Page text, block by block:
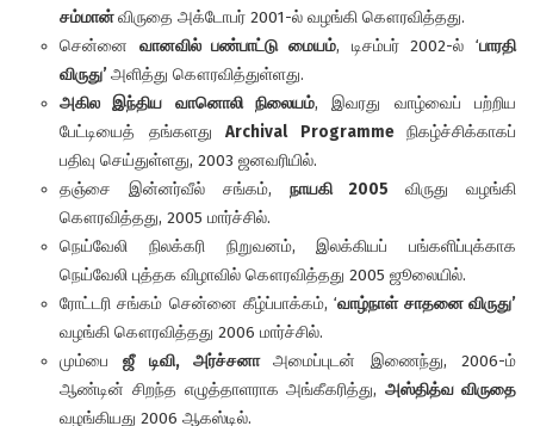
சம்மான்விருதை அக்டோபர் 2001-ல் வழங்கி கௌரவித்தது.
சென்னை வானவில் பண்பாட்டு மையம், டிசம்பர் 2002-ல் ‘பாரதி
விருது’அளித்து கௌரவித்துள்ளது.
அகில இந்திய வானொலி நிலையம், இவரது வாழ்வைப் பற்றிய
பேட்டியைத் தங்களது Archival Programme நிகழ்ச்சிக்காகப்
பதிவு செய்துள்ளது, 2003 ஜனவரியில்.
தஞ்சை இன்னர்வீல் சங்கம், நாயகி 2005விருது வழங்கி
கௌரவித்தது, 2005 மார்ச்சில்.
நெய்வேலி நிலக்கரி நிறுவனம், இலக்கியப் பங்களிப்புக்காக
நெய்வேலி புத்தக விழாவில் கௌரவித்தது 2005 ஜூலையில்.
ரோட்டரி சங்கம் சென்னை கீழ்ப்பாக்கம், ‘வாழ்நாள் சாதனை விருது’
வழங்கி கௌரவித்தது 2006 மார்ச்சில்.
மும்பைஜீ டிவி, அர்ச்சனாஅமைப்புடன் இணைந்து, 2006-ம்
ஆண்டின் சிறந்த எழுத்தாளராக அங்கீகரித்து,அஸ்தித்வ விருதை
வழங்கியது 2006 ஆகஸ்டில்.